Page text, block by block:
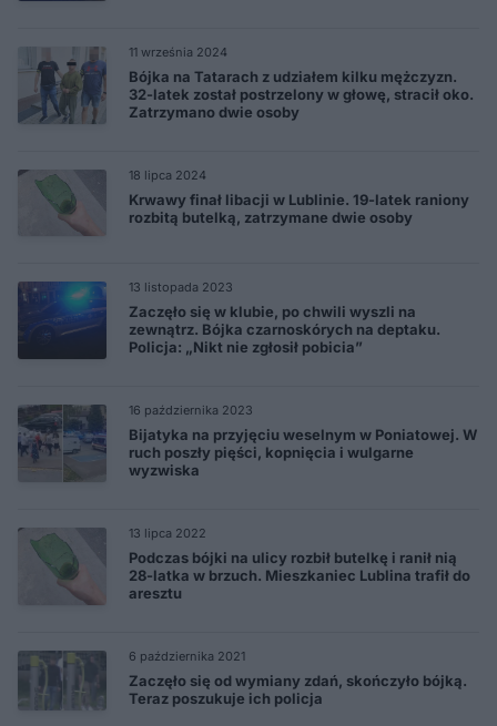
11 września 2024
Bójka na Tatarach z udziałem kilku mężczyzn.
32-latek został postrzelony w głowę, stracił oko.
Zatrzymano dwie osoby
18 lipca 2024
Krwawy finał libacji w Lublinie. 19-latek raniony
rozbitą butelką, zatrzymane dwie osoby
13 listopada 2023
Zaczęło się w klubie, po chwili wyszli na
zewnątrz. Bójka czarnoskórych na deptaku.
Policja: „Nikt nie zgłosił pobicia”
16 października 2023
Bijatyka na przyjęciu weselnym w Poniatowej. W
ruch poszły pięści, kopnięcia i wulgarne
wyzwiska
13 lipca 2022
Podczas bójki na ulicy rozbił butelkę i ranił nią
28-latka w brzuch. Mieszkaniec Lublina trafił do
aresztu
6 października 2021
Zaczęło się od wymiany zdań, skończyło bójką.
Teraz poszukuje ich policja